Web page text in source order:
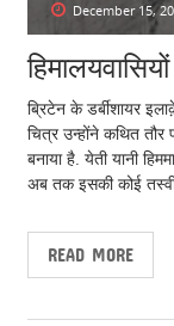
December 15,
ब्रिटेन के डर्बीशायर
चित्र उन्होंने कथित
बनाया है. येती यानी
अब तक इसकी कोई
READ MORE